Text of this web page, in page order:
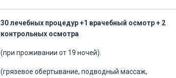
30 лечебных процедур +1 врачебный осмотр + 2
контрольных осмотра
(при проживании от 19 ночей).
(грязевое обертывание, подводный массаж,